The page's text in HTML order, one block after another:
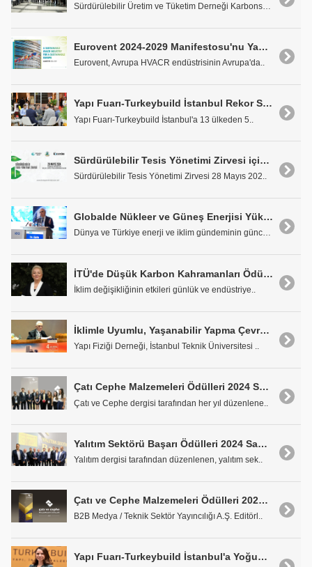
Sürdürülebilir Üretim ve Tüketim Derneği Karbonsuz..
Eurovent 2024-2029 Manifestosu'nu Yayınladı
Eurovent, Avrupa HVACR endüstrisinin Avrupa'da..
Yapı Fuarı-Turkeybuild İstanbul Rekor Sayıda Ziyaretçiyi Ağırladı
Yapı Fuarı-Turkeybuild İstanbul'a 13 ülkeden 5..
Sürdürülebilir Tesis Yönetimi Zirvesi için Geri Sayım Başladı
Sürdürülebilir Tesis Yönetimi Zirvesi 28 Mayıs 202..
Globalde Nükleer ve Güneş Enerjisi Yükselişte, Kömür Devri Sona Eriyor
Dünya ve Türkiye enerji ve iklim gündeminin güncel..
İTÜ'de Düşük Karbon Kahramanları Ödül Töreni Yapılacak
İklim değişikliğinin etkileri günlük ve endüstriye..
İklimle Uyumlu, Yaşanabilir Yapma Çevre Tasarımı
Yapı Fiziği Derneği, İstanbul Teknik Üniversitesi ..
Çatı Cephe Malzemeleri Ödülleri 2024 Sahiplerine Takdim Edildi
Çatı ve Cephe dergisi tarafından her yıl düzenlene..
Yalıtım Sektörü Başarı Ödülleri 2024 Sahiplerine Takdim Edildi
Yalıtım dergisi tarafından düzenlenen, yalıtım sek..
Çatı ve Cephe Malzemeleri Ödülleri 2024 Sahiplerini Buldu
B2B Medya / Teknik Sektör Yayıncılığı A.Ş. Editörl..
Yapı Fuarı-Turkeybuild İstanbul'a Yoğun İlgi